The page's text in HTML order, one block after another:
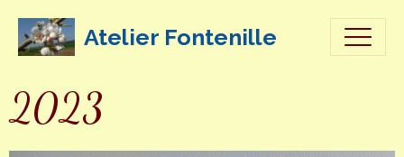
Atelier Fontenille
2023